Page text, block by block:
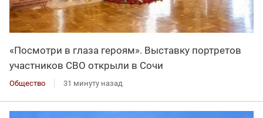
«Посмотри в глаза героям». Выставку портретов
участников СВО открыли в Сочи
Общество 31 минуту назад